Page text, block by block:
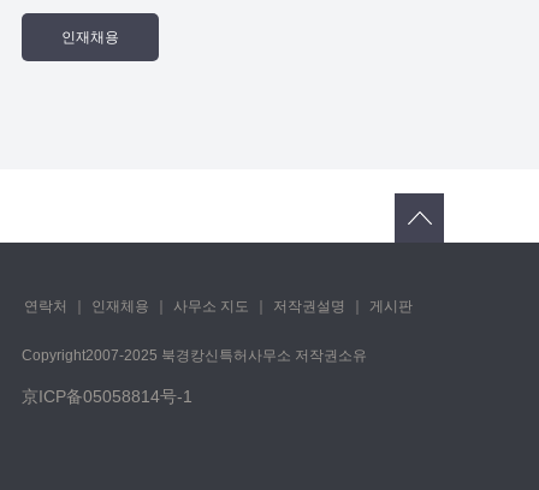
연락처 인재체용 사무소 지도 저작권설명 게시판
Copyright️2007-2025 북경캉신특허사무소 저작권소유
京ICP备05058814号-1